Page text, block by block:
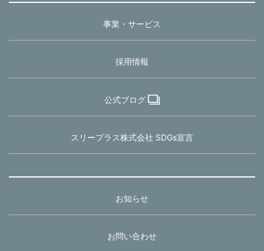
事業・サービス
採用情報
公式ブログ
スリープラス株式会社 SDGs宣言
お知らせ
お問い合わせ